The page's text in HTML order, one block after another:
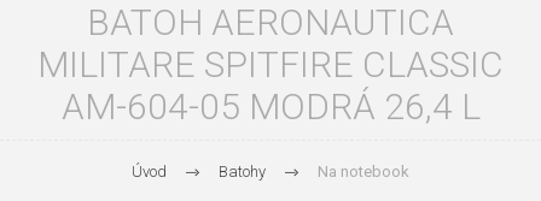
BATOH AERONAUTICA
MILITARE SPITFIRE CLASSIC
AM-604-05 MODRÁ 26,4 L
Úvod Batohy Na notebook